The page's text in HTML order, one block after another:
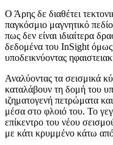
Ο Άρης δε διαθέτει
παγκόσμιο μαγνητικό
πως δεν είναι ιδιαίτερα
δεδομένα του InSight
υποδεικνύοντας
Αναλύοντας τα σεισμικά
καταλάβουν τη δομή του
ιζηματογενή πετρώματα
μέσα στο φλοιό του. Το
επίκεντρο του νέου
με κάτι κρυμμένο κάτω